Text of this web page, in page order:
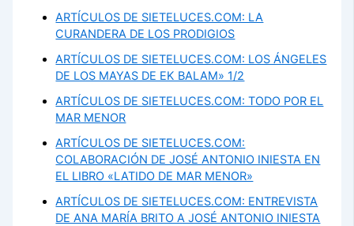
ARTÍCULOS DE SIETELUCES.COM: LA
CURANDERA DE LOS PRODIGIOS
ARTÍCULOS DE SIETELUCES.COM: LOS ÁNGELES
DE LOS MAYAS DE EK BALAM» 1/2
ARTÍCULOS DE SIETELUCES.COM: TODO POR EL
MAR MENOR
ARTÍCULOS DE SIETELUCES.COM:
COLABORACIÓN DE JOSÉ ANTONIO INIESTA EN
EL LIBRO «LATIDO DE MAR MENOR»
ARTÍCULOS DE SIETELUCES.COM: ENTREVISTA
DE ANA MARÍA BRITO A JOSÉ ANTONIO INIESTA